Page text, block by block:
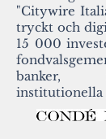
"Citywire
tryckt och
15 000
banker,
institutionella